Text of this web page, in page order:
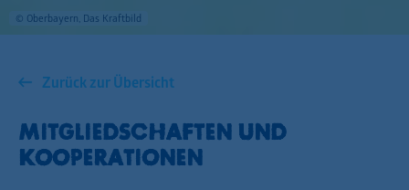
© Oberbayern, Das Kraftbild
Zurück zur Übersicht
MITGLIEDSCHAFTEN UND
KOOPERATIONEN